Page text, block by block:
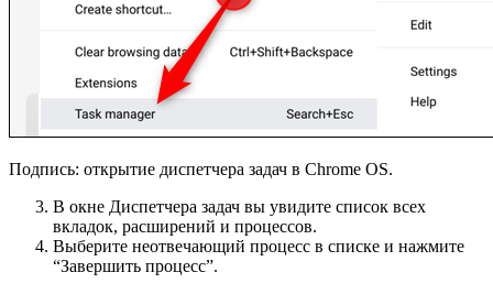
Подпись: открытие диспетчера задач в Chrome OS.
В окне Диспетчера задач вы увидите список всех
вкладок, расширений и процессов.
Выберите неотвечающий процесс в списке и нажмите
“Завершить процесс”.